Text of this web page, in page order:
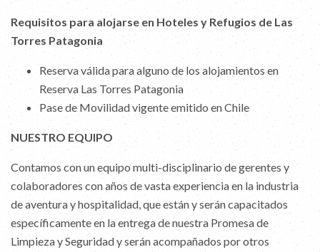
Requisitos para alojarse en Hoteles y Refugios de Las
Torres Patagonia
Reserva válida para alguno de los alojamientos en
Reserva Las Torres Patagonia
Pase de Movilidad vigente emitido en Chile
NUESTRO EQUIPO
Contamos con un equipo multi-disciplinario de gerentes y
colaboradores con años de vasta experiencia en la industria
de aventura y hospitalidad, que están y serán capacitados
específicamente en la entrega de nuestra Promesa de
Limpieza y Seguridad y serán acompañados por otros